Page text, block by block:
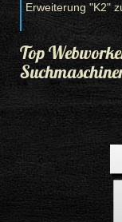
Erweiterung "K2"
Top